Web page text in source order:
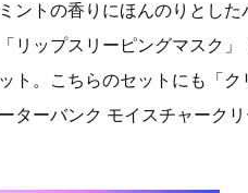
ントの香りにほんのりとし
リップスリーピングマスク
ト。こちらのセットにも「
ターバンク モイスチャーク